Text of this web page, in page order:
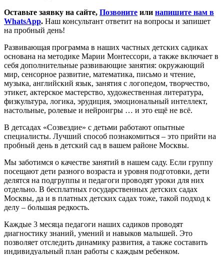
Оставьте заявку на сайте, Позвоните или напишите нам в
WhatsApp. Наш консультант ответит на вопросы и запишет
на пробный день!
Развивающая программа в наших частных детских садиках
основана на методике Марии Монтессори, а также включает в
себя дополнительные развивающие занятия: окружающий
мир, сенсорное развитие, математика, письмо и чтение,
музыка, английский язык, занятия с логопедом, творчество,
этикет, актерское мастерство, художественная литература,
физкультура, логика, эрудиция, эмоциональный интеллект,
настольные, ролевые и нейроигры … и это ещё не всё.
В детсадах «Созвездие» с детьми работают опытные
специалисты. Лучший способ познакомиться – это прийти на
пробный день в детский сад в вашем районе Москвы.
Мы заботимся о качестве занятий в нашем саду. Если группу
посещают дети разного возраста и уровня подготовки, дети
делятся на подгруппы и педагоги проводят уроки для них
отдельно. В бесплатных государственных детских садах
Москвы, да и в платных детских садах тоже, такой подход к
делу – большая редкость.
Каждые 3 месяца педагоги наших садиков проводят
диагностику знаний, умений и навыков малышей. Это
позволяет отследить динамику развития, а также составить
индивидуальный план работы с каждым ребенком.